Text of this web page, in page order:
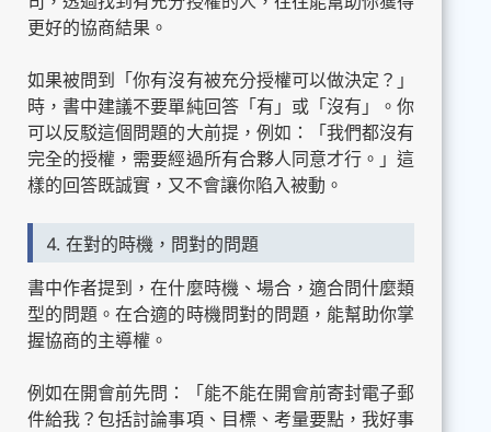
更好的協商結果。
如果被問到「你有沒有被充分授權可以做決定？」
時，書中建議不要單純回答「有」或「沒有」。你
可以反駁這個問題的大前提，例如：「我們都沒有
完全的授權，需要經過所有合夥人同意才行。」這
樣的回答既誠實，又不會讓你陷入被動。
4. 在對的時機，問對的問題
書中作者提到，在什麼時機、場合，適合問什麼類
型的問題。在合適的時機問對的問題，能幫助你掌
握協商的主導權。
例如在開會前先問：「能不能在開會前寄封電子郵
件給我？包括討論事項、目標、考量要點，我好事